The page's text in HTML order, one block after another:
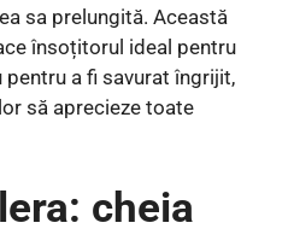
sa prelungită. Această
însoțitorul ideal pentru
a fi savurat îngrijit,
să aprecieze toate
cheia